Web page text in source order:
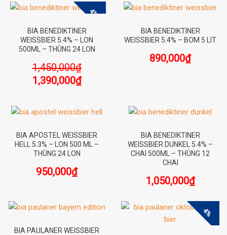
BIA BENEDIKTINER
WEISSBIER 5.4% – BOM 5 LIT
890,000₫
4%
BIA BENEDIKTINER
WEISSBIER 5.4% – LON
500ML – THÙNG 24 LON
1,450,000₫
1,390,000₫
BIA BENEDIKTINER
WEISSBIER DUNKEL 5.4% –
CHAI 500ML – THÙNG 12
CHAI
1,050,000₫
BIA APOSTEL WEISSBIER
HELL 5.3% – LON 500 ML –
THÙNG 24 LON
950,000₫
4%
BIA PAULANER WEISSBIER